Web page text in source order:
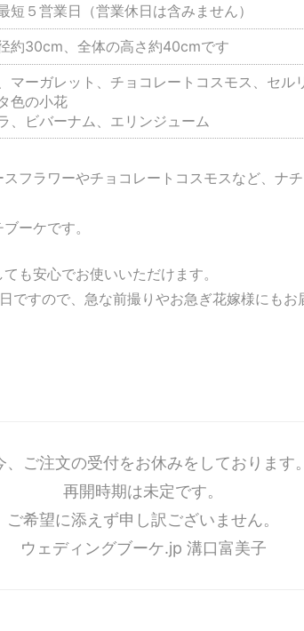
短５営業日（営業休日は含みません）
約30cm、全体の高さ約40cmです
マーガレット、チョコレートコスモス、セル
色の小花
、ビバーナム、エリンジューム
フラワーやチョコレートコスモスなど、ナ
ーケです。
も安心でお使いいただけます。
ですので、急な前撮りやお急ぎ花嫁様にもお
、ご注文の受付をお休みをしております。
再開時期は未定です。
ご希望に添えず申し訳ございません。
ウェディングブーケ.jp 溝口富美子